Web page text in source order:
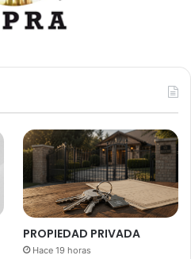
PROPIEDAD PRIVADA
Hace 19 horas